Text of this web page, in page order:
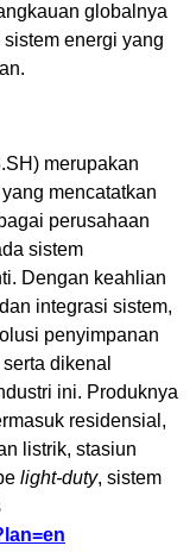
globalnya
energi yang
merupakan
mencatatkan
perusahaan
sistem
Dengan keahlian
integrasi sistem,
penyimpanan
dikenal
ini. Produknya
residensial,
listrik, stasiun
light-duty, sistem